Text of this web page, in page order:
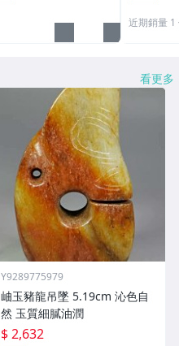
近期銷量 1
看更多
Y9289775979
岫玉豬龍吊墜 5.19cm 沁色自
然 玉質細膩油潤
$ 2,632